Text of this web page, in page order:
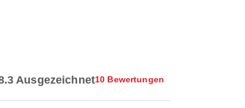
Ausgezeichnet10 Bewertungen